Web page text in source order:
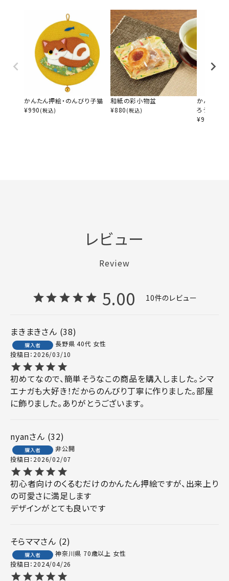
かんたん押絵・のんびり子猫
¥990 (税込)
和紙の彩小物盆
¥880 (税込)
かんたん
ろう
¥990
レビュー
Review
5.00 10
まきまき 38
購入者 長野県 40代 女性
投稿日 2026/03/10
初めてなので、簡単そうなこの商品を購入しました。シマ
エナガも大好き！だからのんびり丁寧に作りました。部屋
に飾りました。ありがとうございます。
nyan 32
購入者
非公開
投稿日 2026/02/07
初心者向けのくるむだけのかんたん押絵ですが、出来上り
の可愛さに満足します
デザインがとても良いです
そらママ 2
購入者 神奈川県 70歳以上 女性
投稿日 2024/04/26